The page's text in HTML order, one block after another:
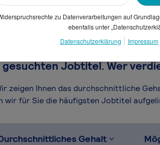
Vergütungssystems.
Jobtitel. Wer
zeigen Ihnen das durchschnittliche
wir für Sie die häufigsten Jobtitel
Gehalt
zu Datenverarbeitungen auf
ebenfalls unter
Datenschutzerklärung
Impressum